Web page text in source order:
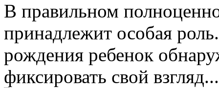
В правильном
принадлежит особая
рождения ребенок
фиксировать свой взгляд...